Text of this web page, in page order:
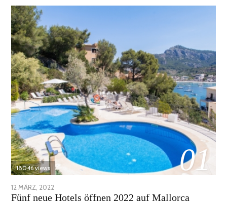
01
18046 views
POSTED
ON
12 MÄRZ, 2022
DEZEMBER,
Fünf neue Hotels öffnen 2022 auf Mallorca